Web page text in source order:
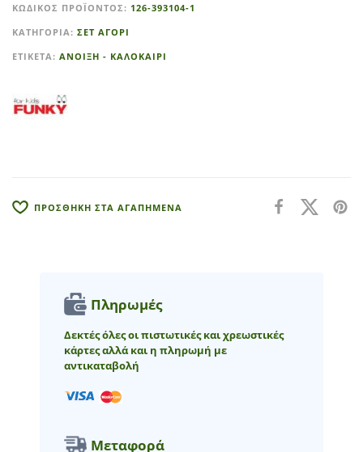
l
t
e
a
:
ΚΩΔΙΚΌΣ ΠΡΟΪΌΝΤΟΣ: 126-393104-1
ΚΑΤΗΓΟΡΊΑ: ΣΕΤ ΑΓΟΡΙ
ΕΤΙΚΈΤΑ: ΑΝΟΙΞΗ - ΚΑΛΟΚΑΙΡΙ
ΠΡΟΣΘΗΚΗ ΣΤΑ ΑΓΑΠΗΜΕΝΑ
Πληρωμές
Δεκτές όλες οι πιστωτικές και χρεωστικές
κάρτες αλλά και η πληρωμή με
αντικαταβολή
Μεταφορά